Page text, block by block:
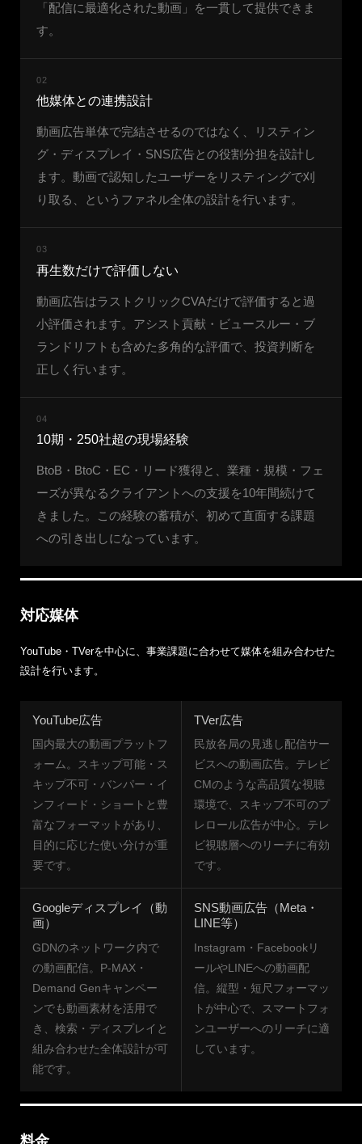
「配信に最適化された動画」を一貫して提供できま
す。
02
他媒体との連携設計
動画広告単体で完結させるのではなく、リスティン
グ・ディスプレイ・SNS広告との役割分担を設計し
ます。動画で認知したユーザーをリスティングで刈
り取る、というファネル全体の設計を行います。
03
再生数だけで評価しない
動画広告はラストクリックCVAだけで評価すると過
小評価されます。アシスト貢献・ビュースルー・ブ
ランドリフトも含めた多角的な評価で、投資判断を
正しく行います。
04
10期・250社超の現場経験
BtoB・BtoC・EC・リード獲得と、業種・規模・フェ
ーズが異なるクライアントへの支援を10年間続けて
きました。この経験の蓄積が、初めて直面する課題
への引き出しになっています。
対応媒体
YouTube・TVerを中心に、事業課題に合わせて媒体を組み合わせた
設計を行います。
YouTube広告
国内最大の動画プラットフ
ォーム。スキップ可能・ス
キップ不可・バンパー・イ
ンフィード・ショートと豊
富なフォーマットがあり、
目的に応じた使い分けが重
要です。
TVer広告
民放各局の見逃し配信サー
ビスへの動画広告。テレビ
CMのような高品質な視聴
環境で、スキップ不可のプ
レロール広告が中心。テレ
ビ視聴層へのリーチに有効
です。
Googleディスプレイ（動
画）
GDNのネットワーク内で
の動画配信。P-MAX・
Demand Genキャンペー
ンでも動画素材を活用で
き、検索・ディスプレイと
組み合わせた全体設計が可
能です。
SNS動画広告（Meta・
LINE等）
Instagram・Facebookリ
ールやLINEへの動画配
信。縦型・短尺フォーマッ
トが中心で、スマートフォ
ンユーザーへのリーチに適
しています。
料金